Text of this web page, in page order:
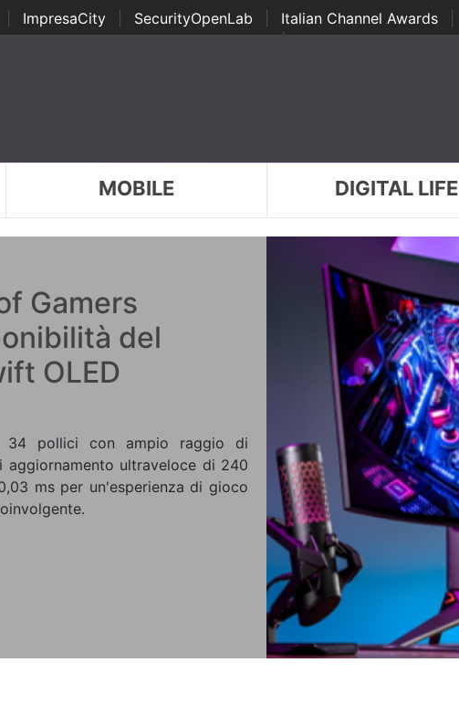
ImpresaCity SecurityOpenLab Italian Channel Awards
Awards | ...
MOBILE DIGITAL LIFE
Gamers
del
OLED
34 pollici con ampio raggio di
aggiornamento ultraveloce di 240
ms per un'esperienza di gioco